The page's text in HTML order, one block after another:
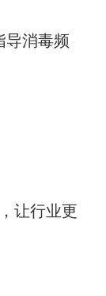
导消毒频
让行业更